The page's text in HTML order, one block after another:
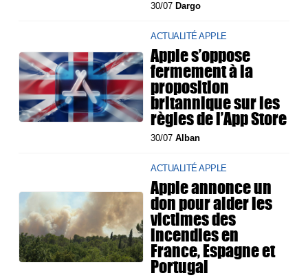
30/07 Dargo
ACTUALITÉ APPLE
Apple s’oppose
fermement à la
proposition
britannique sur les
règles de l’App Store
30/07Alban
ACTUALITÉ APPLE
Apple annonce un
don pour aider les
victimes des
incendies en
France, Espagne et
Portugal